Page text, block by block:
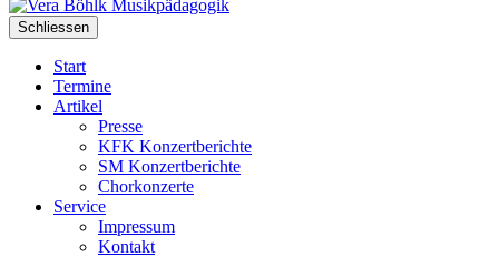
Schliessen
Start
Termine
Artikel
Presse
KFK Konzertberichte
SM Konzertberichte
Chorkonzerte
Service
Impressum
Kontakt